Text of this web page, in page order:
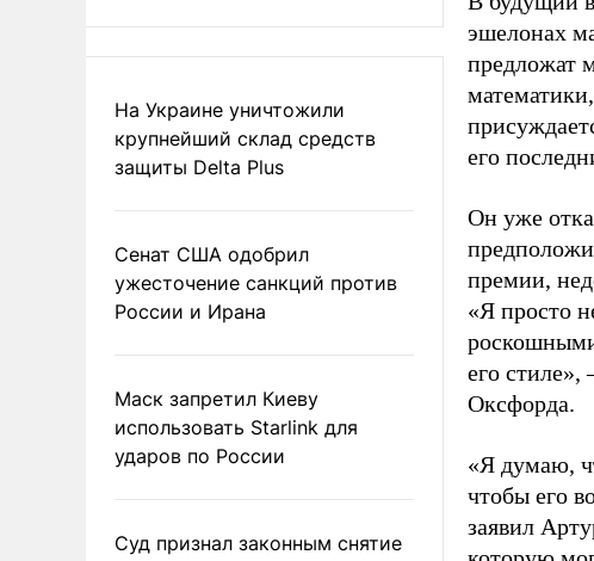
На Украине уничтожили
крупнейший склад средств
защиты Delta Plus
Сенат США одобрил
ужесточение санкций против
России и Ирана
Маск запретил Киеву
использовать Starlink для
ударов по России
Суд признал законным снятие
эшелонах
предложат
его
Он уже
премии,
«Я просто
его
Оксфорда.
«Я думаю,
чтобы его
заявил